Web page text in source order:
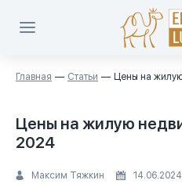
Главная Статьи Цены на
Цены на жилую
2024
Максим Тяжкин 14.06.2024